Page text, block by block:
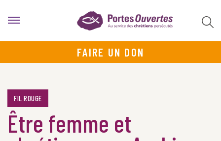
FAIRE UN DON
FIL ROUGE
Être femme et